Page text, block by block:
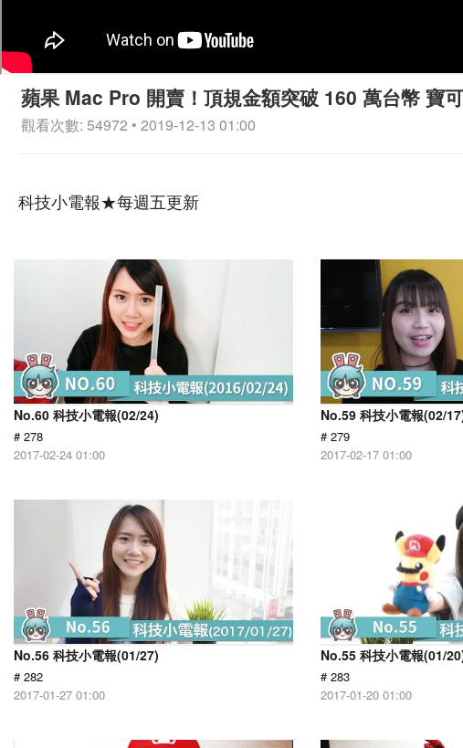
蘋果 Mac Pro 開賣！頂規金額突破 160 萬台幣 寶
觀看次數: 54972 • 2019-12-13 01:00
科技小電報★每週五更新
No.60 科技小電報(02/24)
# 278
2017-02-24 01:00
No.59 科技小電報(02/
# 279
2017-02-17 01:00
No.56 科技小電報(01/27)
# 282
2017-01-27 01:00
No.55 科技小電報(01/
# 283
2017-01-20 01:00